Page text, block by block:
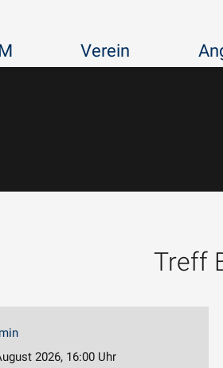
Verein
Treff
2026, 16:00 Uhr